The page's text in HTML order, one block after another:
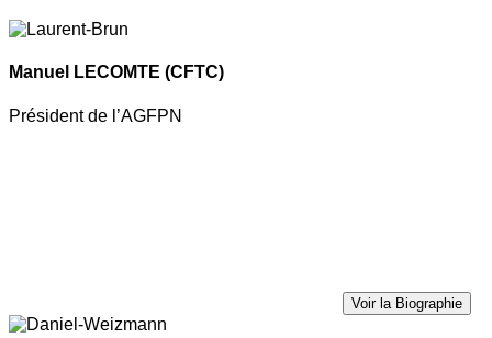
Manuel LECOMTE (CFTC)
Président de l’AGFPN
Voir la Biographie